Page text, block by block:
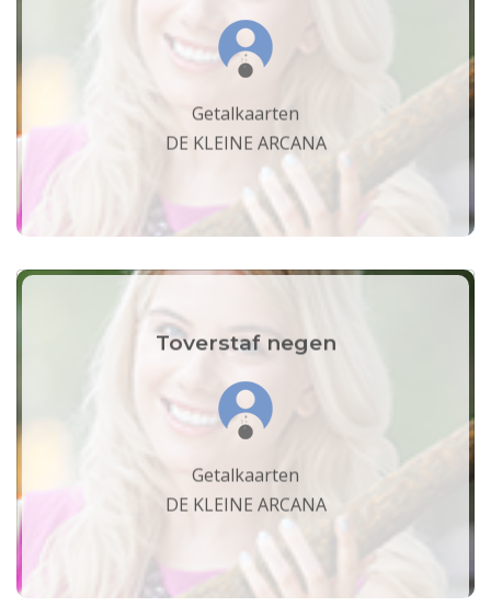
Getalkaarten
DE KLEINE ARCANA
Toverstaf negen
Getalkaarten
DE KLEINE ARCANA